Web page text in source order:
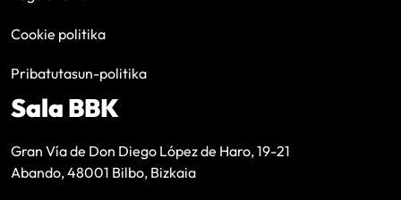
Cookie politika
Pribatutasun-politika
Sala BBK
Gran Vía de Don Diego López de Haro, 19-21
Abando, 48001 Bilbo, Bizkaia